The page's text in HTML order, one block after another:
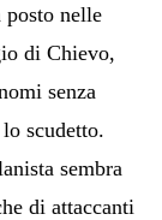
posto nelle
di Chievo,
senza
scudetto.
sembra
di attaccanti